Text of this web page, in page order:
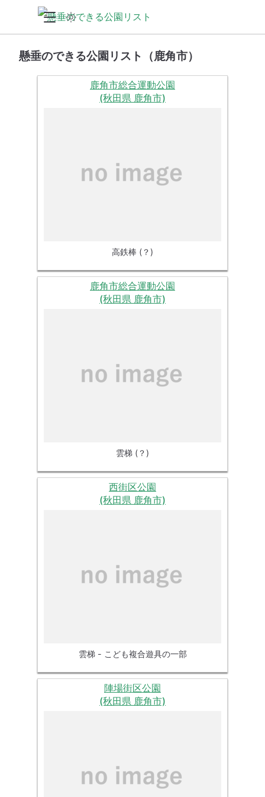
懸垂のできる公園リスト（鹿角市）
鹿角市総合運動公園
(秋田県 鹿角市)
高鉄棒 (？)
鹿角市総合運動公園
(秋田県 鹿角市)
雲梯 (？)
西街区公園
(秋田県 鹿角市)
雲梯 - こども複合遊具の一部
陣場街区公園
(秋田県 鹿角市)